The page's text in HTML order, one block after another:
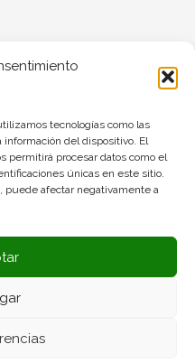
tecnologías como las
información del dispositivo. El
permitirá procesar datos como el
únicas en este sitio.
puede afectar negativamente a
para publicar un
|by WebsMedia